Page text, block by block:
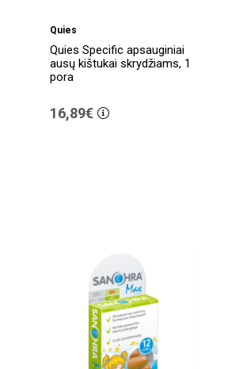
Quies
Quies Specific apsauginiai
ausų kištukai skrydžiams, 1
pora
16,89€